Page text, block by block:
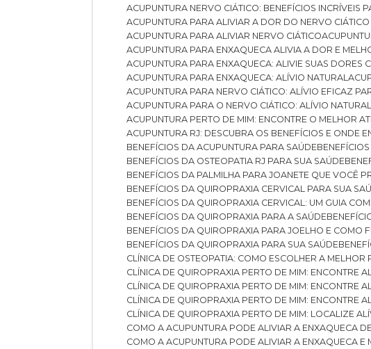
ACUPUNTURA NERVO CIÁTICO: BENEFÍCIOS INCRÍVEIS
ACUPUNTURA PARA ALIVIAR A DOR DO NERVO
ACUPUNTURA PARA ALIVIAR NERVO CIÁTICO
ACUPUNTURA PARA ENXAQUECA ALIVIA A DOR E
ACUPUNTURA PARA ENXAQUECA: ALIVIE SUAS
ACUPUNTURA PARA ENXAQUECA: ALÍVIO NATURAL
ACUPUNTURA PARA NERVO CIÁTICO: ALÍVIO EFICAZ
ACUPUNTURA PARA O NERVO CIÁTICO: ALÍVIO
ACUPUNTURA PERTO DE MIM: ENCONTRE O MELHOR
ACUPUNTURA RJ: DESCUBRA OS BENEFÍCIOS E ONDE
BENEFÍCIOS DA ACUPUNTURA PARA SAÚDE
BENEFÍCIOS DA OSTEOPATIA RJ PARA SUA SAÚDE
BENEFÍCIOS DA PALMILHA PARA JOANETE QUE VOCÊ
BENEFÍCIOS DA QUIROPRAXIA CERVICAL PARA SUA
BENEFÍCIOS DA QUIROPRAXIA CERVICAL: UM GUIA
BENEFÍCIOS DA QUIROPRAXIA PARA A SAÚDE
BENEFÍCIOS DA QUIROPRAXIA PARA JOELHO E COMO
BENEFÍCIOS DA QUIROPRAXIA PARA SUA SAÚDE
CLÍNICA DE OSTEOPATIA: COMO ESCOLHER A MELHOR
CLÍNICA DE QUIROPRAXIA PERTO DE MIM: ENCONTRE
CLÍNICA DE QUIROPRAXIA PERTO DE MIM: ENCONTRE
CLÍNICA DE QUIROPRAXIA PERTO DE MIM: ENCONTRE
CLÍNICA DE QUIROPRAXIA PERTO DE MIM: LOCALIZE
COMO A ACUPUNTURA PODE ALIVIAR A ENXAQUECA
COMO A ACUPUNTURA PODE ALIVIAR A ENXAQUECA